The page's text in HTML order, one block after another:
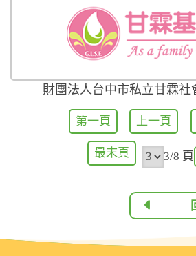
財團法人台中市私立甘霖社
第一頁 上一頁
最末頁 3/8 頁